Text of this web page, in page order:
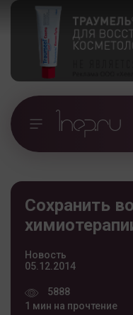
Сохранить
Новость
05.12.2014
5888
1 мин на прочтение